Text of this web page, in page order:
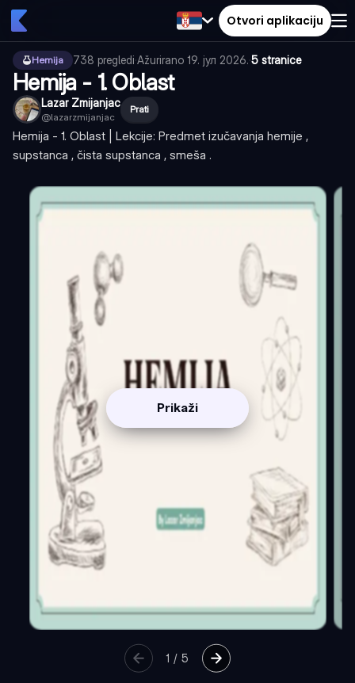
Otvori aplikaciju
Hemija 738 pregledi·Ažurirano 19. јул 2026.·5 stranice
Hemija - 1. Oblast
Lazar Zmijanjac
@lazarzmijanjac
Prati
Hemija - 1. Oblast | Lekcije: Predmet izučavanja hemije ,
supstanca , čista supstanca , smeša .
Prikaži
1 /5